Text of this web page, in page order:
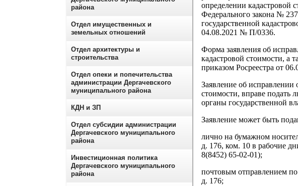
определении кадастровой
Федерального закона №
государственной
04.08.2021 № П/0336.
Форма заявления об
кадастровой стоимости, а
приказом Росреестра от
Заявление об
стоимости, вправе подать
органы государственной
Заявление может быть
лично на бумажном
д. 176, ком. 10 в рабочие
8(8452) 65-02-01);
почтовым отправлением по
д. 176;
района
Отдел имущественных и
земельных отношений
Отдел архитектуры и
строительства
Отдел опеки и попечительства
администрации Дергачевского
муниципального района
КДН и ЗП
Отдел субсидии администрации
Дергачевского муниципального
района
Инвестиционная политика
Дергачевского муниципального
района